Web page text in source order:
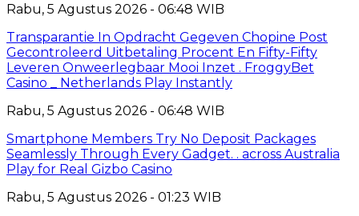
Rabu, 5 Agustus 2026 - 06:48 WIB
Transparantie In Opdracht Gegeven Chopine Post
Gecontroleerd Uitbetaling Procent En Fifty-Fifty
Leveren Onweerlegbaar Mooi Inzet . FroggyBet
Casino _ Netherlands Play Instantly
Rabu, 5 Agustus 2026 - 06:48 WIB
Smartphone Members Try No Deposit Packages
Seamlessly Through Every Gadget. . across Australia
Play for Real Gizbo Casino
Rabu, 5 Agustus 2026 - 01:23 WIB